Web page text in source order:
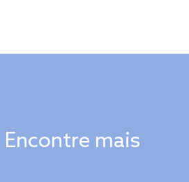
Encontre mais